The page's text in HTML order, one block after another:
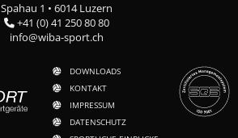
Spahau 1 • 6014 Luzern
+41 (0) 41 250 80 80
info@wiba-sport.ch
DOWNLOADS
KONTAKT
IMPRESSUM
DATENSCHUTZ